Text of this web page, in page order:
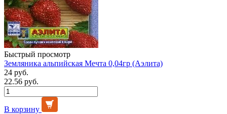
Быстрый просмотр
Земляника альпийская Мечта 0,04гр (Аэлита)
24 руб.
22.56 руб.
В корзину